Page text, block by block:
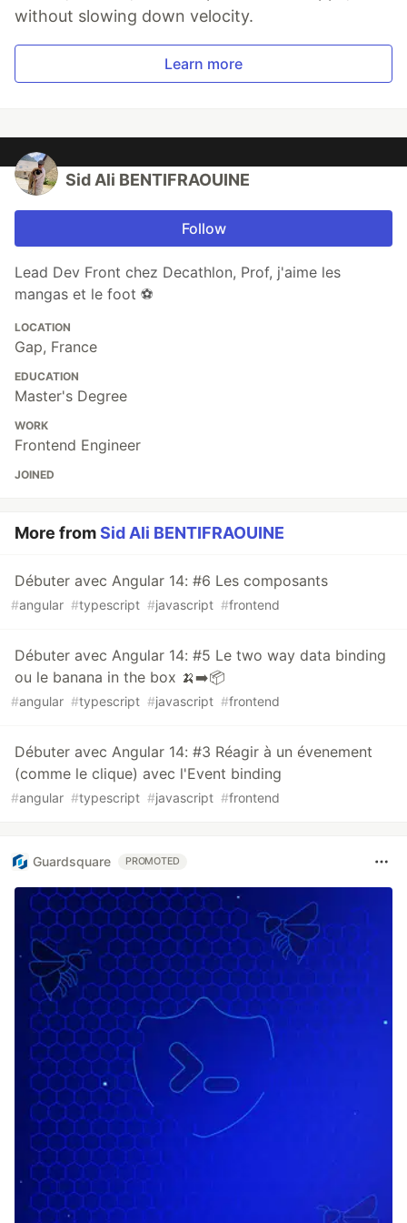
without slowing down velocity.
Learn more
Sid Ali BENTIFRAOUINE
Follow
Lead Dev Front chez Decathlon, Prof, j'aime les
mangas et le foot ⚽️
LOCATION
Gap, France
EDUCATION
Master's Degree
WORK
Frontend Engineer
JOINED
More fromSid Ali BENTIFRAOUINE
Débuter avec Angular 14: #6 Les composants
#angular #typescript #javascript #frontend
Débuter avec Angular 14: #5 Le two way data binding
ou le banana in the box 🍌➡️📦
#angular #typescript #javascript #frontend
Débuter avec Angular 14: #3 Réagir à un évenement
(comme le clique) avec l'Event binding
#angular #typescript #javascript #frontend
Guardsquare PROMOTED